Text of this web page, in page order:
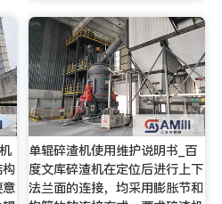
单辊碎渣机使用维护说明书_百
度文库碎渣机在定位后进行上下
法兰面的连接，均采用膨胀节和